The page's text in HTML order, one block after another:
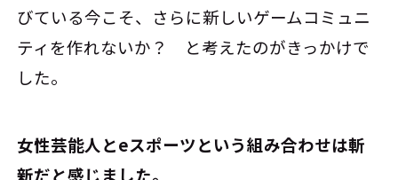
びている今こそ、さらに新しいゲームコミュニ
ティを作れないか？ と考えたのがきっかけで
した。
――女性芸能人とeスポーツという組み合わせは斬
新だと感じました。